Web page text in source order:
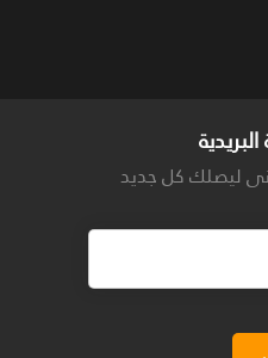
ليصلك كل جديد